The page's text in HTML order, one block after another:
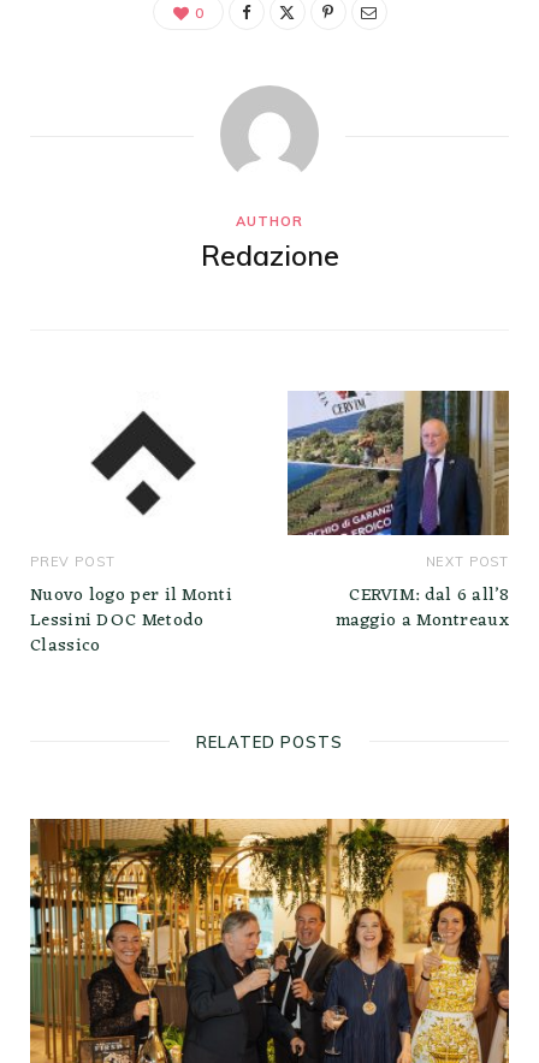
0
AUTHOR
Redazione
PREV POST
Nuovo logo per il Monti
Lessini DOC Metodo
Classico
NEXT POST
CERVIM: dal 6 all’8
maggio a Montreaux
RELATED POSTS